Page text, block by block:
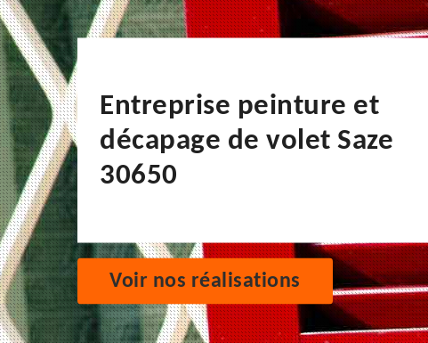
Entreprise peinture et
décapage de volet Saze
30650
Voir nos réalisations